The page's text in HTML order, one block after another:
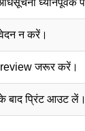
न करें।
जरूर करें।
बाद प्रिंट आउट लें।